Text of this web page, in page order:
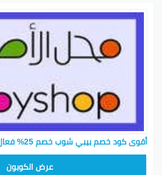
أقوى كود خصم بيبي شوب خصم 25% فعال على كل الطلبيات
عرض الكوبون